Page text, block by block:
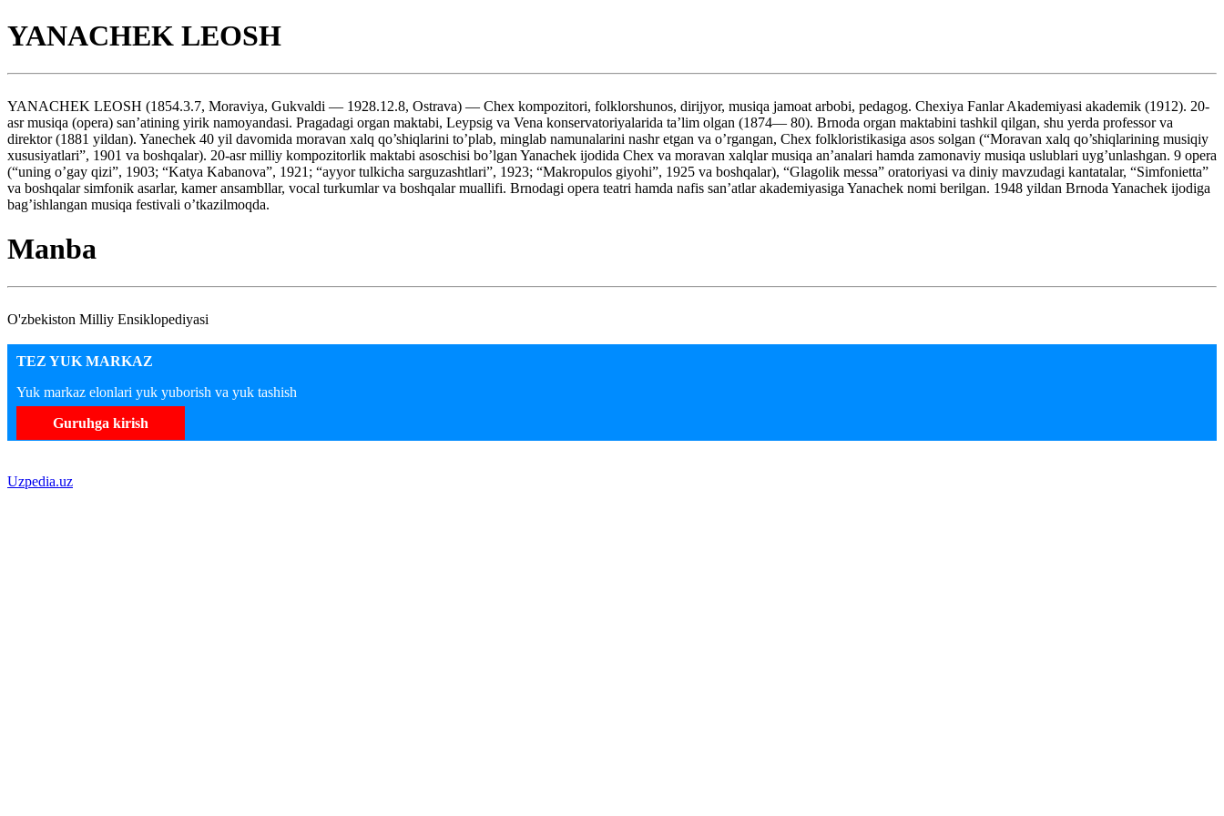
YANACHEK LEOSH
YANACHEK LEOSH (1854.3.7, Moraviya, Gukvaldi — 1928.12.8, Ostrava) — Chex kompozitori, folklorshunos, dirijyor, musiqa jamoat arbobi, pedagog. Chexiya Fanlar Akademiyasi akademik (1912). 20-
asr musiqa (opera) san’atining yirik namoyandasi. Pragadagi organ maktabi, Leypsig va Vena konservatoriyalarida ta’lim olgan (1874— 80). Brnoda organ maktabini tashkil qilgan, shu yerda professor va
direktor (1881 yildan). Yanechek 40 yil davomida moravan xalq qo’shiqlarini to’plab, minglab namunalarini nashr etgan va o’rgangan, Chex folkloristikasiga asos solgan (“Moravan xalq qo’shiqlarining musiqiy
xususiyatlari”, 1901 va boshqalar). 20-asr milliy kompozitorlik maktabi asoschisi bo’lgan Yanachek ijodida Chex va moravan xalqlar musiqa an’analari hamda zamonaviy musiqa uslublari uyg’unlashgan. 9 opera
(“uning o’gay qizi”, 1903; “Katya Kabanova”, 1921; “ayyor tulkicha sarguzashtlari”, 1923; “Makropulos giyohi”, 1925 va boshqalar), “Glagolik messa” oratoriyasi va diniy mavzudagi kantatalar, “Simfonietta”
va boshqalar simfonik asarlar, kamer ansambllar, vocal turkumlar va boshqalar muallifi. Brnodagi opera teatri hamda nafis san’atlar akademiyasiga Yanachek nomi berilgan. 1948 yildan Brnoda Yanachek ijodiga
bag’ishlangan musiqa festivali o’tkazilmoqda.
Manba
O'zbekiston Milliy Ensiklopediyasi
TEZ YUK MARKAZ
Yuk markaz elonlari yuk yuborish va yuk tashish
Guruhga kirish
Uzpedia.uz